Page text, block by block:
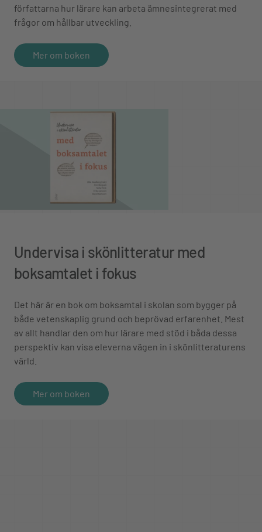
författarna hur lärare kan arbeta ämnesintegrerat med
frågor om hållbar utveckling.
Mer om boken
Undervisa i skönlitteratur med
boksamtalet i fokus
Det här är en bok om boksamtal i skolan som bygger på
både vetenskaplig grund och beprövad erfarenhet. Mest
av allt handlar den om hur lärare med stöd i båda dessa
perspektiv kan visa eleverna vägen in i skönlitteraturens
värld.
Mer om boken